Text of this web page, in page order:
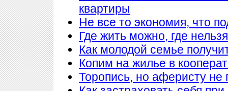
квартиры
Не все то экономия, что
Где жить можно, где нельзя
Как молодой семье
Копим на жилье в
Торопись, но аферисту не